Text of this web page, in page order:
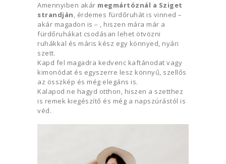
Amennyiben akár megmártóznál a Sziget
strandján, érdemes fürdőruhát is vinned –
akár magadon is – , hiszen mára már a
fürdőruhákat csodásan lehet ötvözni
ruhákkal és máris kész egy könnyed, nyári
szett.
Kapd fel magadra kedvenc kaftánodat vagy
kimonódat és egyszerre lesz könnyű, szellős
az összkép és még elegáns is.
Kalapod ne hagyd otthon, hiszen a szetthez
is remek kiegészítő és még a napszúrástól is
véd.